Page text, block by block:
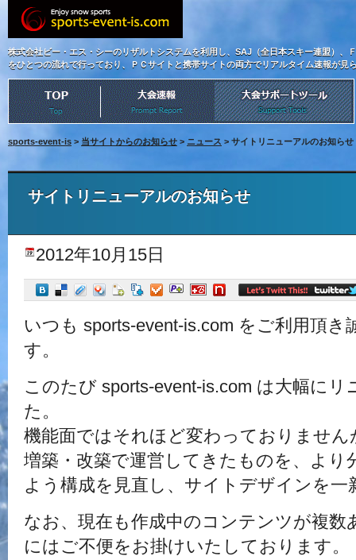
株式会社ビー・エス・シーのリザルトシステムを利用し、SAJ（全日本スキー連盟）
をひとつの流れで行っており、ＰＣサイトと携帯サイトの両方でリアルタイム速報が見
sports-event-is > 当サイトからのお知らせ > ニュース > サイトリニューアルのお知らせ
サイトリニューアルのお知らせ
2012年10月15日
いつも sports-event-is.com をご利用頂
す。
このたび sports-event-is.com は大幅に
た。
機能面ではそれほど変わっておりませ
増築・改築で運営してきたものを、より
よう構成を見直し、サイトデザインを
なお、現在も作成中のコンテンツが複数
にはご不便をお掛けいたしております。